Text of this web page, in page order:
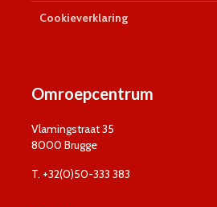
Cookieverklaring
Omroepcentrum
Vlamingstraat 35
8000 Brugge
T. +32(0)50-333 383